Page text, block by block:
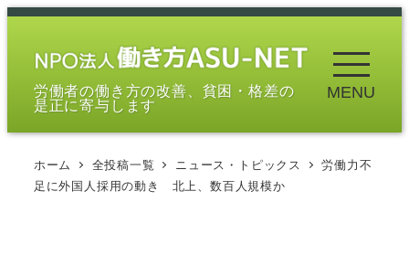
メ
労働者の働き方の改善、貧困・格差の
是正に寄与します
MENU
ホーム 全投稿一覧 ニュース・トピックス
労働力不
足に外国人採用の動き 北上、数百人規模か